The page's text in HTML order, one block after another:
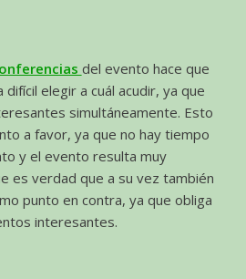
del evento hace que
difícil elegir a cuál acudir, ya que
simultáneamente. Esto
a favor, ya que no hay tiempo
y el evento resulta muy
es verdad que a su vez también
punto en contra, ya que obliga
interesantes.